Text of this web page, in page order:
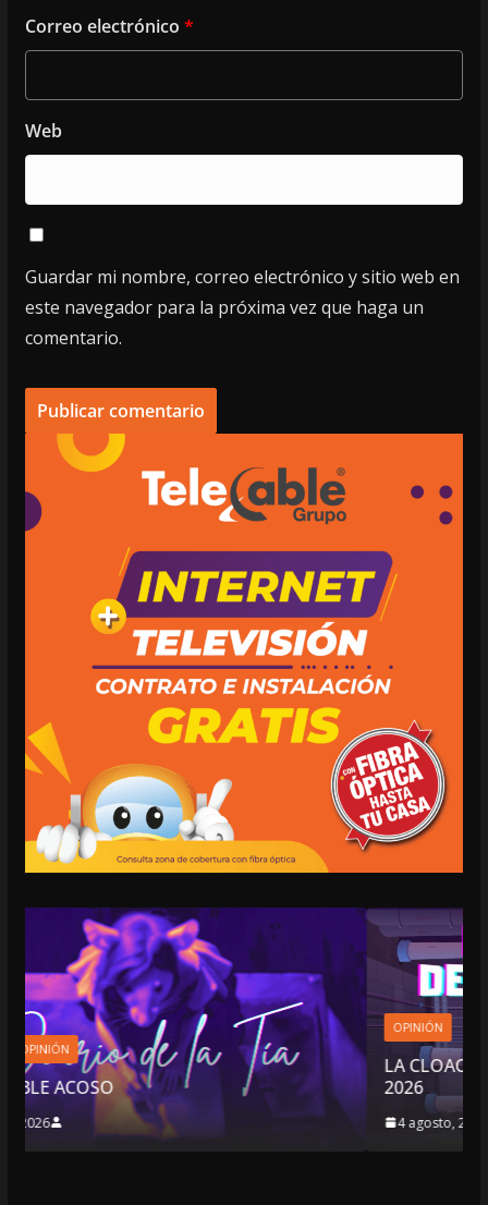
Correo electrónico *
Web
Guardar mi nombre, correo electrónico y sitio web en
este navegador para la próxima vez que haga un
comentario.
OPINIÓN
LA CLOACA DE LA POLÍTICA | 4 DE AGOSTO
2026
4 agosto, 2026